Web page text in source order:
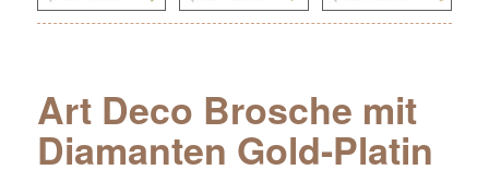
Art Deco Brosche mit
Diamanten Gold-Platin